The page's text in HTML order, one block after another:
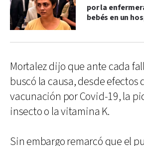
por la
bebés en un
Mortalez dijo que ante cada
buscó la causa, desde efectos
vacunación por Covid-19, la
insecto o la vitamina K.
Sin embargo remarcó que el